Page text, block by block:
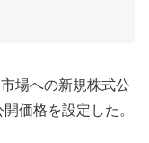
場への新規株式公
価格を設定した。